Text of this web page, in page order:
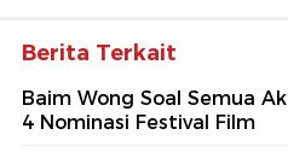
Berita Terkait
Baim Wong Soal Semua
4 Nominasi Festival Film